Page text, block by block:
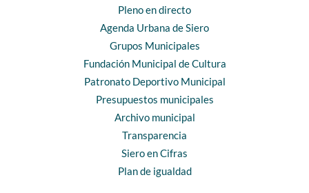
Pleno en directo
Agenda Urbana de Siero
Grupos Municipales
Fundación Municipal de Cultura
Patronato Deportivo Municipal
Presupuestos municipales
Archivo municipal
Transparencia
Siero en Cifras
Plan de igualdad